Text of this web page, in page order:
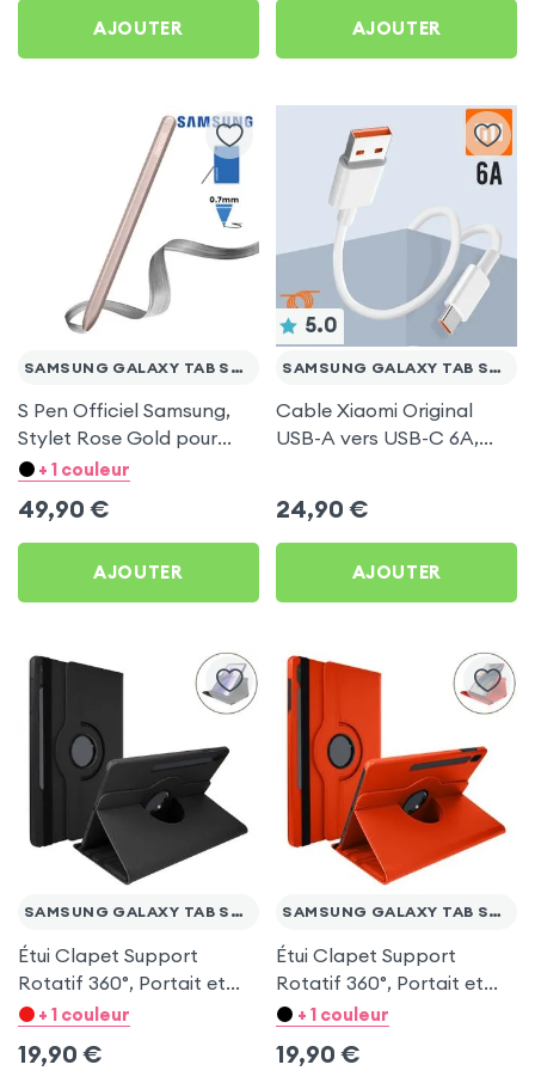
AJOUTER AJOUTER
SAMSUNG GALAXY TAB S7 FE
S Pen Officiel Samsung,
Stylet Rose Gold pour
Samsung Galaxy Tab S7
+ 1 couleur
49,90 €
AJOUTER
5.0
SAMSUNG GALAXY TAB S7 FE
Cable Xiaomi Original
USB-A vers USB-C 6A,
pour Samsung Galaxy
Tab S7 FE
24,90 €
AJOUTER
SAMSUNG GALAXY TAB S7 FE
Étui Clapet Support
Rotatif 360°, Portait et
Paysage - Noir pour
FE
+ 1 couleur
19,90 €
SAMSUNG GALAXY TAB S7 FE
Étui Clapet Support
Rotatif 360°, Portait et
Paysage - Rouge pour
FE
+ 1 couleur
19,90 €